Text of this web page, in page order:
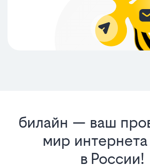
билайн — ваш
мир
в России!